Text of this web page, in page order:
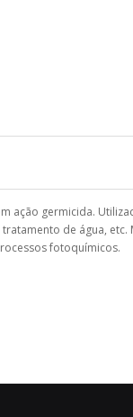
ação germicida.
de água, etc.
fotoquímicos.